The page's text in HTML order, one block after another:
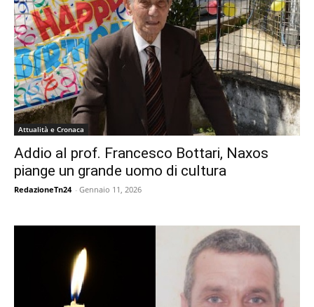
Attualità e Cronaca
Addio al prof. Francesco Bottari, Naxos
piange un grande uomo di cultura
RedazioneTn24 - Gennaio 11, 2026